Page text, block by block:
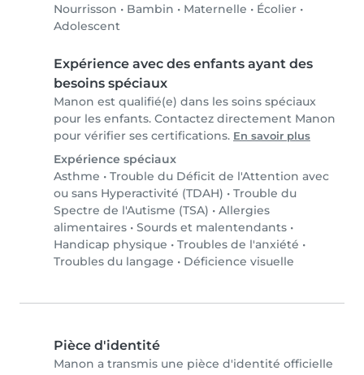
Nourrisson • Bambin • Maternelle • Écolier •
Adolescent
Expérience avec des enfants ayant des
besoins spéciaux
Manon est qualifié(e) dans les soins spéciaux
pour les enfants. Contactez directement Manon
pour vérifier ses certifications. En savoir plus
Expérience spéciaux
Asthme • Trouble du Déficit de l'Attention avec
ou sans Hyperactivité (TDAH) • Trouble du
Spectre de l'Autisme (TSA) • Allergies
alimentaires • Sourds et malentendants •
Handicap physique • Troubles de l'anxiété •
Troubles du langage • Déficience visuelle
Pièce d'identité
Manon a transmis une pièce d'identité officielle